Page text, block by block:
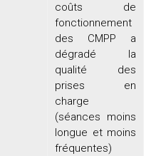
coûts de
fonctionnement
des CMPP a
dégradé la
qualité des
prises en
charge
(séances moins
longue et moins
fréquentes)